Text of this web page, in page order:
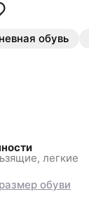
обувь
легкие
обуви
обуви